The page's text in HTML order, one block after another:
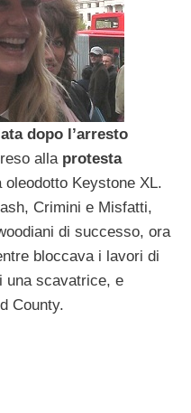
dopo l’arresto
alla protesta
Keystone XL.
Crimini e Misfatti,
di successo, ora
bloccava i lavori di
una scavatrice, e
County.